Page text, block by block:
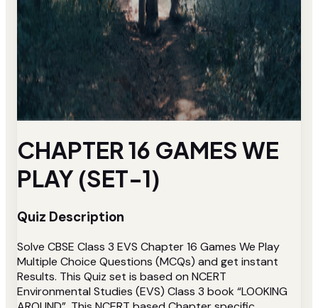
CHAPTER 16 GAMES WE
PLAY (SET-1)
Quiz Description
Solve CBSE Class 3 EVS Chapter 16 Games We Play
Multiple Choice Questions (MCQs) and get instant
Results. This Quiz set is based on NCERT
Environmental Studies (EVS) Class 3 book “LOOKING